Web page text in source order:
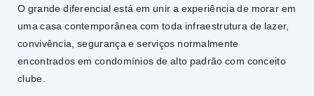
O grande diferencial está em unir a experiência de morar em
uma casa contemporânea com toda infraestrutura de lazer,
convivência, segurança e serviços normalmente
encontrados em condomínios de alto padrão com conceito
clube.